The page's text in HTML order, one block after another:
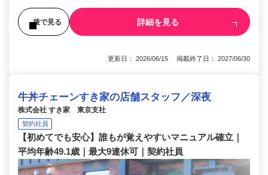
後で見る 詳細を見る
更新日： 2026/06/15 掲載終了日： 2027/06/30
牛丼チェーンすき家の店舗スタッフ／深夜
株式会社 すき家 東京支社
契約社員
【初めてでも安心】誰もが覚えやすいマニュアル確立｜
平均年齢49.1歳｜最大9連休可｜契約社員